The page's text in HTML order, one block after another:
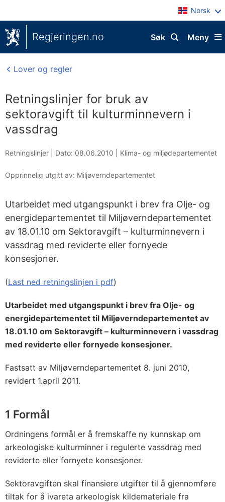
Norsk
Regjeringen.no Meny
Søk
Lover og regler
Retningslinjer for bruk av
sektoravgift til kulturminnevern i
vassdrag
Retningslinjer | Dato: 08.06.2010 Klima- og miljødepartementet
Opprinnelig utgitt av: Miljøverndepartementet
Utarbeidet med utgangspunkt i brev fra Olje- og
energidepartementet til Miljøverndepartementet
av 18.01.10 om Sektoravgift – kulturminnevern i
vassdrag med reviderte eller fornyede
konsesjoner.
(Last ned retningslinjen i pdf)
Utarbeidet med utgangspunkt i brev fra Olje- og
energidepartementet til Miljøverndepartementet av
18.01.10 om Sektoravgift – kulturminnevern i vassdrag
med reviderte eller fornyede konsesjoner.
Fastsatt av Miljøverndepartementet 8. juni 2010,
revidert 1.april 2011.
1 Formål
Ordningens formål er å fremskaffe ny kunnskap om
arkeologiske kulturminner i regulerte vassdrag med
reviderte eller fornyete konsesjoner.
Sektoravgiften skal finansiere utgifter til å gjennomføre
tiltak for å ivareta arkeologisk kildemateriale fra